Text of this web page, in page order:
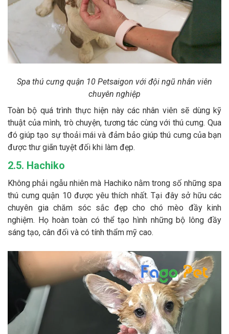
Spa thú cưng quận 10 Petsaigon với đội ngũ nhân viên
chuyên nghiệp
Toàn bộ quá trình thực hiện này các nhân viên sẽ dùng kỹ
thuật của mình, trò chuyện, tương tác cùng với thú cưng. Qua
đó giúp tạo sự thoải mái và đảm bảo giúp thú cưng của bạn
được thư giãn tuyệt đối khi làm đẹp.
2.5. Hachiko
Không phải ngẫu nhiên mà Hachiko nằm trong số những spa
thú cưng quận 10 được yêu thích nhất. Tại đây sở hữu các
chuyên gia chăm sóc sắc đẹp cho chó mèo đầy kinh
nghiệm. Họ hoàn toàn có thể tạo hình những bộ lông đầy
sáng tạo, cân đối và có tính thẩm mỹ cao.